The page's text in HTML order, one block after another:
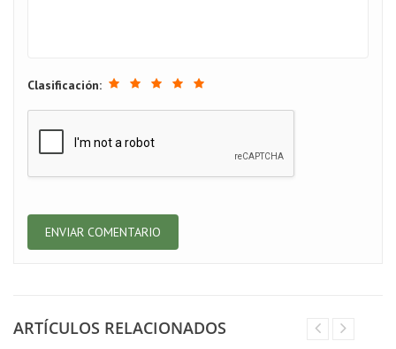
Clasificación:
ARTÍCULOS RELACIONADOS